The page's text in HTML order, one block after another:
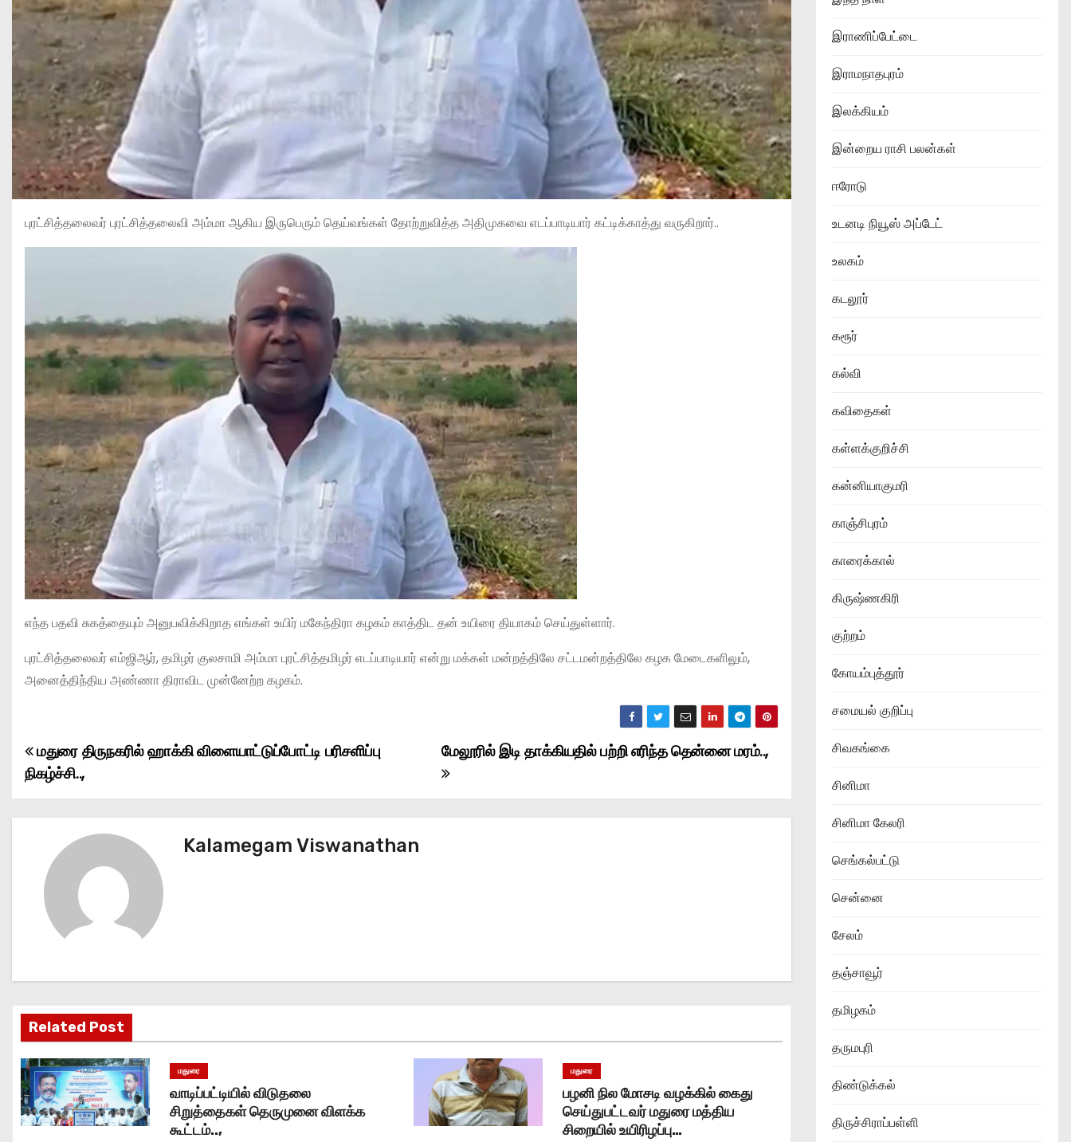
புரட்சித்தலைவர் புரட்சித்தலைவி அம்மா ஆகிய இருபெரும் தெய்வங்கள் தோற்றுவித்த அதிமுகவை எடப்பாடியார் கட்டிக்காத்து வருகிறார்..
எந்த பதவி சுகத்தையும் அனுபவிக்கிறாத எங்கள் உயிர் மகேந்திரா கழகம் காத்திட தன் உயிரை தியாகம் செய்துள்ளார்.
புரட்சித்தலைவர் எம்ஜிஆர், தமிழர் குலசாமி அம்மா புரட்சித்தமிழர் எடப்பாடியார் என்று மக்கள் மன்றத்திலே சட்டமன்றத்திலே கழக மேடைகளிலும்,
அனைத்திந்திய அண்ணா திராவிட முன்னேற்ற கழகம்.
P
o
s
i
g
a
t
i
மேலூரில் இடி தாக்கியதில் பற்றி எரிந்த தென்னை மரம்..,
மதுரை திருநகரில் ஹாக்கி விளையாட்டுப்போட்டி பரிசளிப்பு
நிகழ்ச்சி..,
Kalamegam Viswanathan
Related Post
மதுரை
வாடிப்பட்டியில் விடுதலை
சிறுத்தைகள் தெருமுனை விளக்க
கூட்டம்..,
மதுரை
பழனி நில மோசடி வழக்கில் கைது
செய்துபட்டவர் மதுரை மத்திய
சிறையில் உயிரிழப்பு…
இராணிப்பேட்டை
இராமநாதபுரம்
இலக்கியம்
இன்றைய ராசி பலன்கள்
ஈரோடு
உடனடி நியூஸ் அப்டேட்
உலகம்
கடலூர்
கரூர்
கல்வி
கவிதைகள்
கள்ளக்குறிச்சி
கன்னியாகுமரி
காஞ்சிபுரம்
காரைக்கால்
கிருஷ்ணகிரி
குற்றம்
கோயம்புத்தூர்
சமையல் குறிப்பு
சிவகங்கை
சினிமா
சினிமா கேலரி
செங்கல்பட்டு
சென்னை
சேலம்
தஞ்சாவூர்
தமிழகம்
தருமபுரி
திண்டுக்கல்
திருச்சிராப்பள்ளி